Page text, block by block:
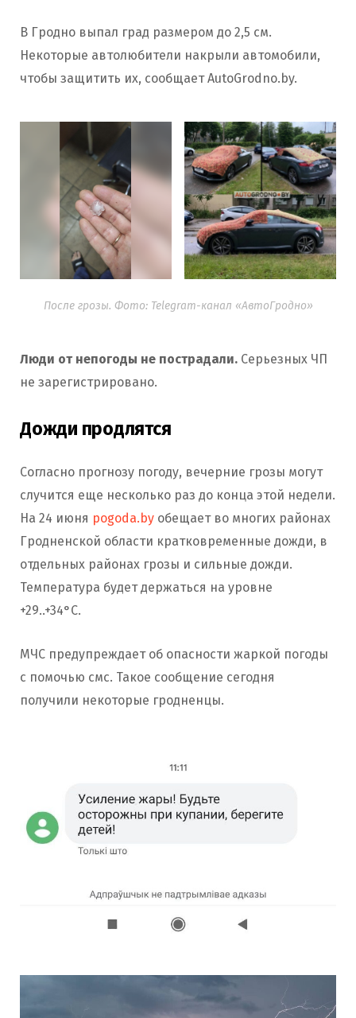
В Гродно выпал град размером до 2,5 см.
Некоторые автолюбители накрыли автомобили,
чтобы защитить их, сообщает AutoGrodno.by.
После грозы. Фото: Telegram-канал «АвтоГродно»
Люди от непогоды не пострадали. Серьезных ЧП
не зарегистрировано.
Дожди продлятся
Согласно прогнозу погоду, вечерние грозы могут
случится еще несколько раз до конца этой недели.
На 24 июня pogoda.by обещает во многих районах
Гродненской области кратковременные дожди, в
отдельных районах грозы и сильные дожди.
Температура будет держаться на уровне
+29..+34°С.
МЧС предупреждает об опасности жаркой погоды
с помочью смс. Такое сообщение сегодня
получили некоторые гродненцы.